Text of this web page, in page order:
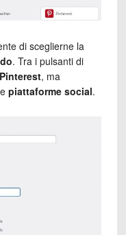
di sceglierne la
. Tra i pulsanti di
Pinterest, ma
piattaforme social.